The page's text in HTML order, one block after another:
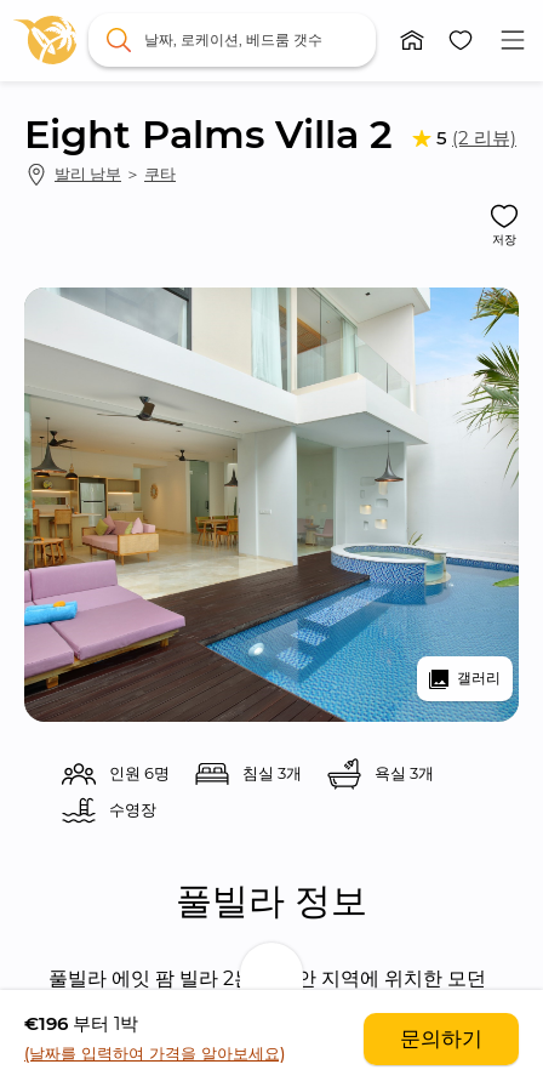
날짜, 로케이션, 베드룸 갯수
Eight Palms Villa 2 5 (2 리뷰)
발리 남부 ＞ 쿠타
저장
갤러리
인원 6명 침실 3개
욕실 3개
수영장
풀빌라 정보
풀빌라 에잇 팜 빌라 2는 르기안 지역에 위치한 모던
풀빌라가 위치한 르기안 지역은 스미냑과 쿠타 지역
€196 부터 1박
(날짜를 입력하여 가격을 알아보세요)
문의하기